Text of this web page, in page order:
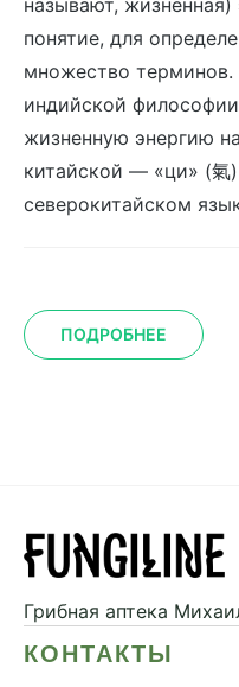
называют,
понятие, для
множество
индийской
жизненную энергию
китайской — «ци» (
северокитайском
ПОДРОБНЕЕ
Грибная аптека
КОНТАКТЫ